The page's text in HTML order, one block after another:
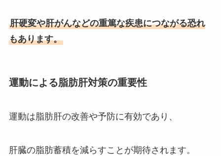
肝硬変や肝がんなどの重篤な疾患につながる恐れ
もあります。
運動による脂肪肝対策の重要性
運動は脂肪肝の改善や予防に有効であり、
肝臓の脂肪蓄積を減らすことが期待されます。